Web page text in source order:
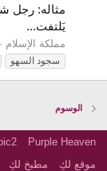
مثاله: رجل
يَلتفت...
مملكة الإسلام
سجود السهو
الوسوم
Purple Heaven
موقع لكِ
مطبخ لكِ